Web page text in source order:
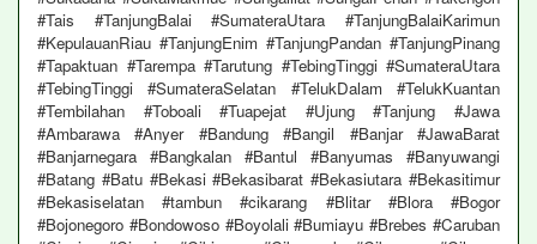
#Tais #TanjungBalai #SumateraUtara #TanjungBalaiKarimun
#KepulauanRiau #TanjungEnim #TanjungPandan #TanjungPinang
#Tapaktuan #Tarempa #Tarutung #TebingTinggi #SumateraUtara
#TebingTinggi #SumateraSelatan #TelukDalam #TelukKuantan
#Tembilahan #Toboali #Tuapejat #Ujung #Tanjung #Jawa
#Ambarawa #Anyer #Bandung #Bangil #Banjar #JawaBarat
#Banjarnegara #Bangkalan #Bantul #Banyumas #Banyuwangi
#Batang #Batu #Bekasi #Bekasibarat #Bekasiutara #Bekasitimur
#Bekasiselatan #tambun #cikarang #Blitar #Blora #Bogor
#Bojonegoro #Bondowoso #Boyolali #Bumiayu #Brebes #Caruban